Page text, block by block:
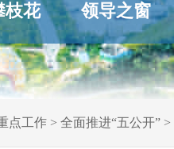
枝花 领导之窗
点工作 > 全面推进“五公开” >